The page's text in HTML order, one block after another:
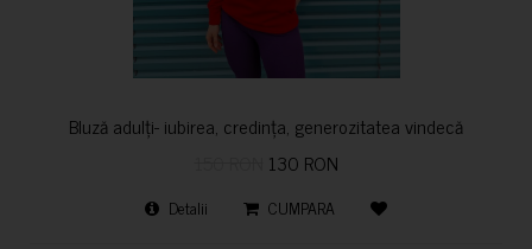
Bluză adulți- iubirea, credința, generozitatea vindecă
130 RON
Detalii CUMPARA